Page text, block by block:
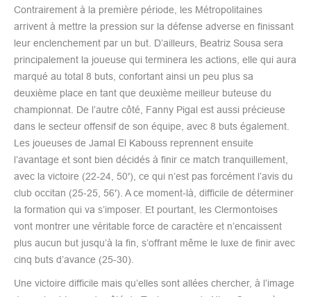
Contrairement à la première période, les Métropolitaines
arrivent à mettre la pression sur la défense adverse en finissant
leur enclenchement par un but. D’ailleurs, Beatriz Sousa sera
principalement la joueuse qui terminera les actions, elle qui aura
marqué au total 8 buts, confortant ainsi un peu plus sa
deuxième place en tant que deuxième meilleur buteuse du
championnat. De l’autre côté, Fanny Pigal est aussi précieuse
dans le secteur offensif de son équipe, avec 8 buts également.
Les joueuses de Jamal El Kabouss reprennent ensuite
l’avantage et sont bien décidés à finir ce match tranquillement,
avec la victoire (22-24, 50′), ce qui n’est pas forcément l’avis du
club occitan (25-25, 56′). A ce moment-là, difficile de déterminer
la formation qui va s’imposer. Et pourtant, les Clermontoises
vont montrer une véritable force de caractère et n’encaissent
plus aucun but jusqu’à la fin, s’offrant même le luxe de finir avec
cinq buts d’avance (25-30).
Une victoire difficile mais qu’elles sont allées chercher, à l’image